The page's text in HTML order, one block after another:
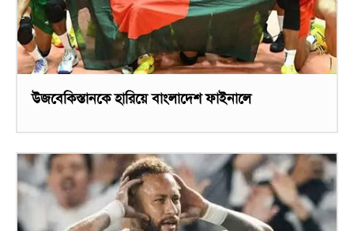
উজবেকিস্তানকে হারিয়ে বাংলাদেশ ফাইনালে